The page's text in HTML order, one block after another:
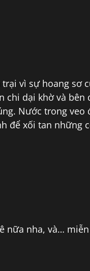
vì sự hoang sơ
chi dại khờ và
Nước trong veo
để xối tan những
nữa nha, và…